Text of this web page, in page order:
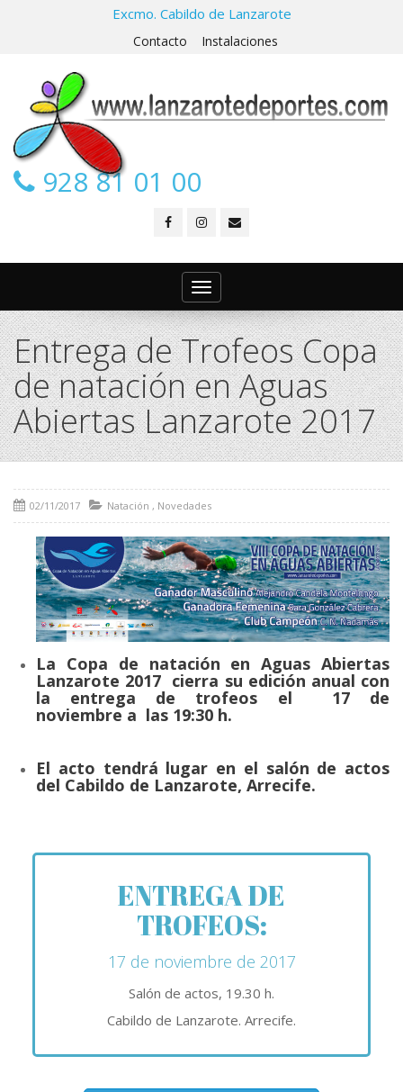
Excmo. Cabildo de Lanzarote
Contacto Instalaciones
928 81 01 00
Toggle
navigation
Entrega de Trofeos Copa
de natación en Aguas
Abiertas Lanzarote 2017
02/11/2017 Natación , Novedades
La Copa de natación en Aguas Abiertas
Lanzarote 2017 cierra su edición anual con
la entrega de trofeos el 17 de
noviembre a las 19:30 h.
El acto tendrá lugar en el salón de actos
del Cabildo de Lanzarote, Arrecife.
ENTREGA DE
TROFEOS:
17 de noviembre de 2017
Salón de actos, 19.30 h.
Cabildo de Lanzarote. Arrecife.